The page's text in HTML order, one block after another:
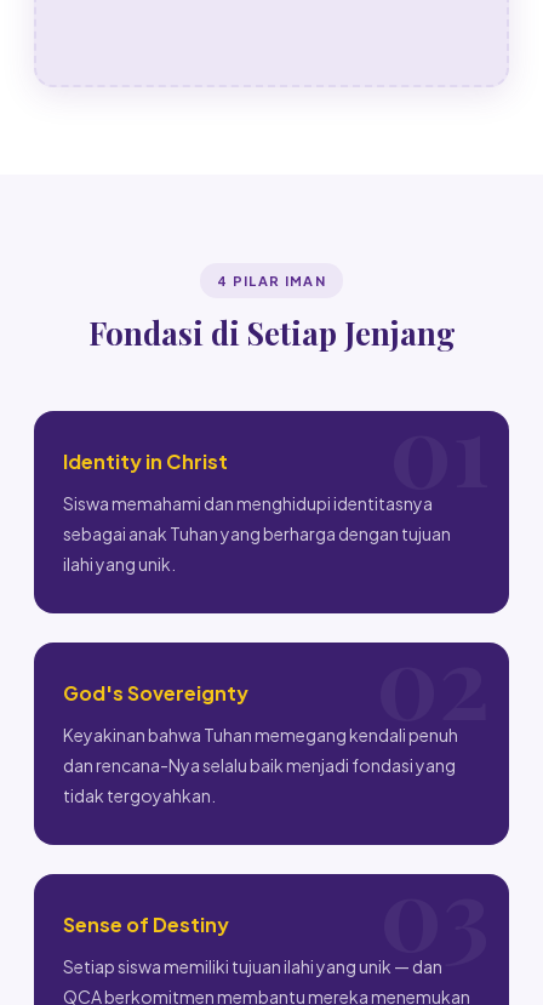
4 PILAR IMAN
Fondasi di Setiap Jenjang
Identity in Christ
Siswa memahami dan menghidupi identitasnya
sebagai anak Tuhan yang berharga dengan tujuan
ilahi yang unik.
God's Sovereignty
Keyakinan bahwa Tuhan memegang kendali penuh
dan rencana-Nya selalu baik menjadi fondasi yang
tidak tergoyahkan.
Sense of Destiny
Setiap siswa memiliki tujuan ilahi yang unik — dan
QCA berkomitmen membantu mereka menemukan